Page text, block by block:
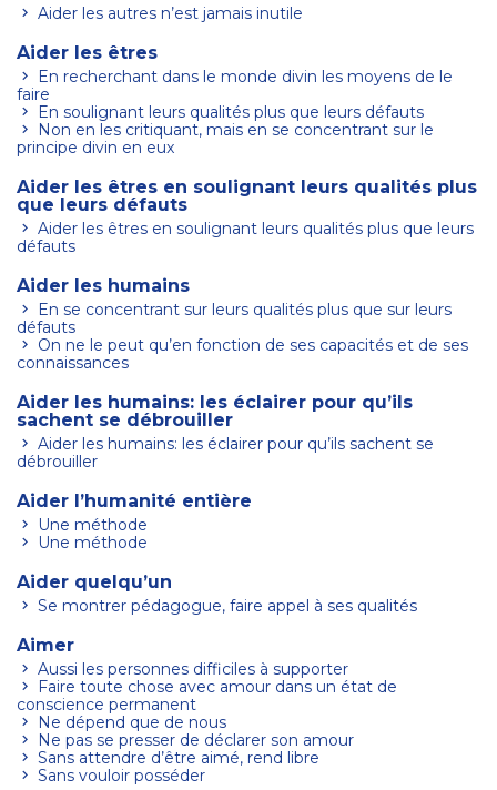
Aider les autres n’est jamais inutile
Aider les êtres
faire
En soulignant leurs qualités plus que leurs défauts
principe divin en eux
Aider les êtres en soulignant leurs qualités plus
que leurs défauts
défauts
Aider les humains
défauts
connaissances
Aider les humains: les éclairer pour qu’ils
sachent se débrouiller
débrouiller
Aider l’humanité entière
Une méthode
Une méthode
Aider quelqu’un
Se montrer pédagogue, faire appel à ses qualités
Aimer
Aussi les personnes difficiles à supporter
conscience permanent
Ne dépend que de nous
Ne pas se presser de déclarer son amour
Sans attendre d’être aimé, rend libre
Sans vouloir posséder